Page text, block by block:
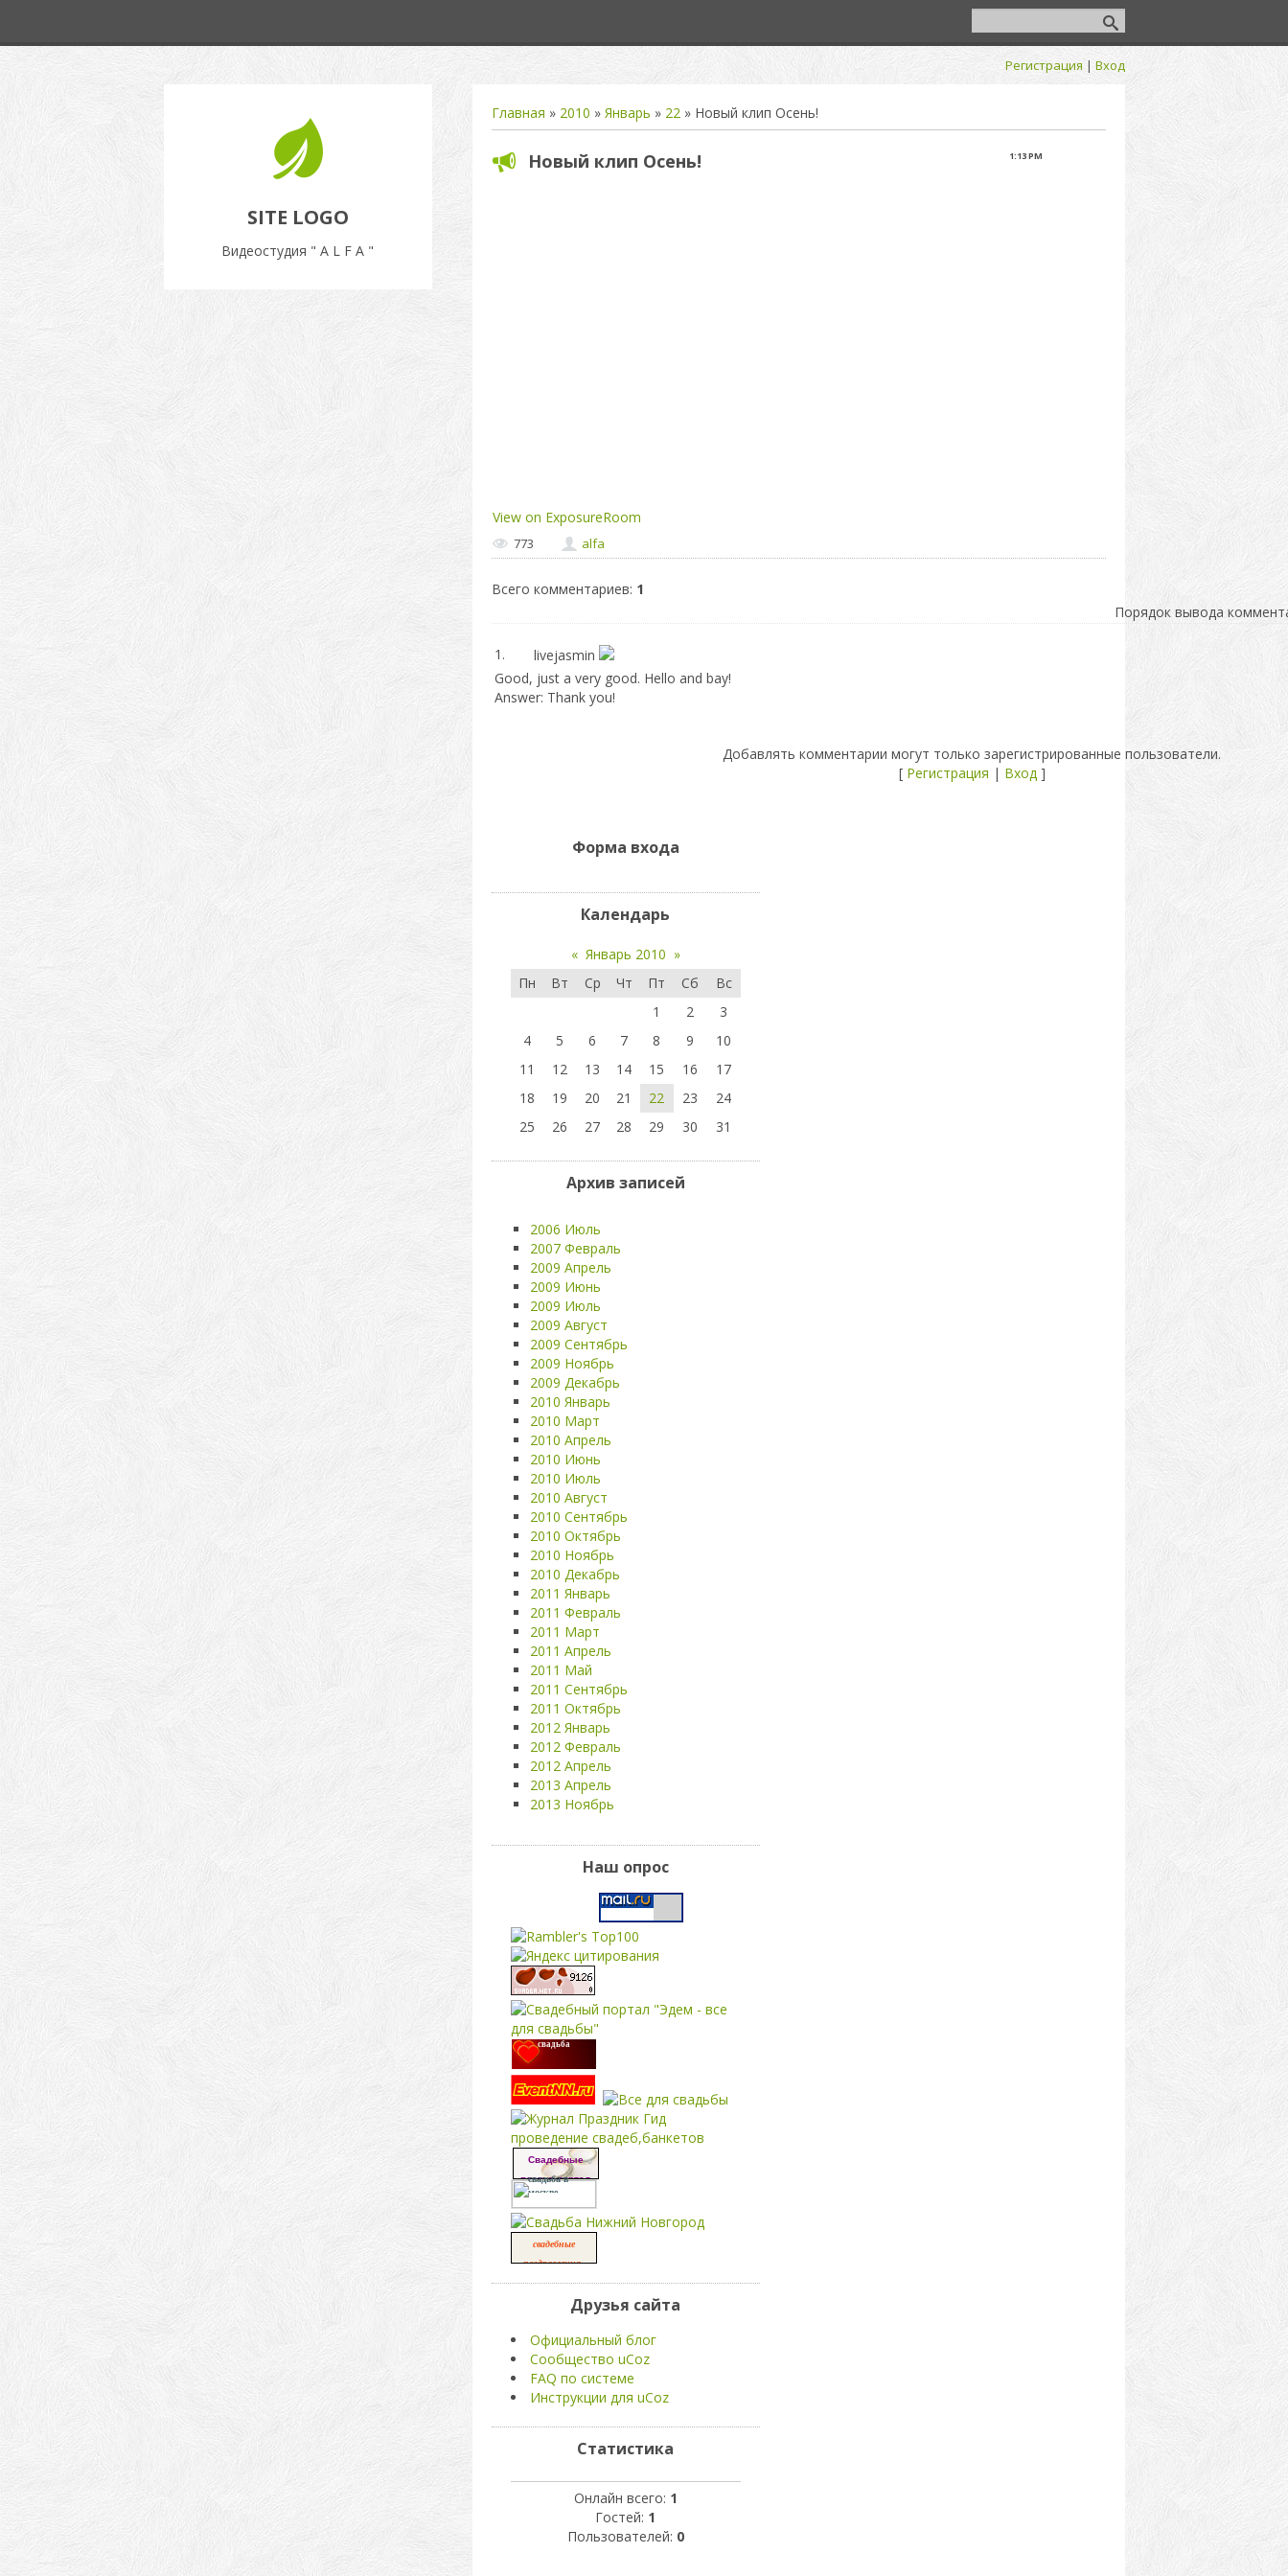
Регистрация | Вход
SITE LOGO
Видеостудия " A L F A "
Главная » 2010 » Январь » 22» Новый клип Осень!
1:13 PM
Новый клип Осень!
View on ExposureRoom
773 alfa
Всего комментариев: 1
Порядок вывода
1.
livejasmin
Good, just a very good. Hello and bay!
Answer: Thank you!
Добавлять комментарии могут только зарегистрированные пользователи.
[ Регистрация | Вход]
Форма входа
Календарь
« Январь 2010 »
Пн
Вт Ср Чт Пт Сб
Вс
1
2
3
4
5 6 7 8 9
10
11
12 13 14 15 16
17
18
19 20 21 22 23
24
25
26 27 28 29 30 31
Архив записей
2006 Июль
2007 Февраль
2009 Апрель
2009 Июнь
2009 Июль
2009 Август
2009 Сентябрь
2009 Ноябрь
2009 Декабрь
2010 Январь
2010 Март
2010 Апрель
2010 Июнь
2010 Июль
2010 Август
2010 Сентябрь
2010 Октябрь
2010 Ноябрь
2010 Декабрь
2011 Январь
2011 Февраль
2011 Март
2011 Апрель
2011 Май
2011 Сентябрь
2011 Октябрь
2012 Январь
2012 Февраль
2012 Апрель
2013 Апрель
2013 Ноябрь
Наш опрос
свадьба
проведение свадеб,банкетов
Свадебные
платья портал
свадьба в
москве
свадебные
поздравления,
свадьба
Друзья сайта
Официальный блог
Сообщество uCoz
FAQ по системе
Инструкции для uCoz
Статистика
Онлайн всего: 1
Гостей: 1
Пользователей: 0